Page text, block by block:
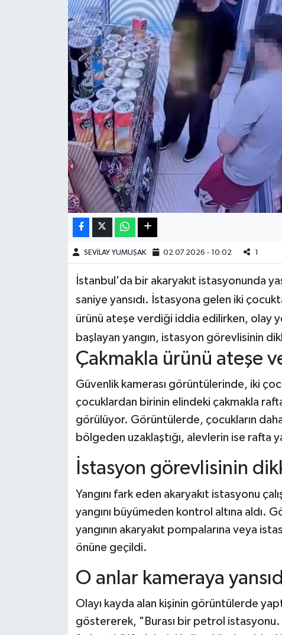
SEVİLAY YUMUŞAK 02.07.2026 - 10:02 1
İstanbul'da bir akaryakıt istasyonunda
saniye yansıdı. İstasyona gelen iki
ürünü ateşe verdiği iddia edilirken, olay
başlayan yangın, istasyon görevlisinin
Çakmakla ürünü ateşe
Güvenlik kamerası görüntülerinde, iki
çocuklardan birinin elindeki çakmakla
görülüyor. Görüntülerde, çocukların
bölgeden uzaklaştığı, alevlerin ise rafta
İstasyon görevlisinin
Yangını fark eden akaryakıt istasyonu
yangını büyümeden kontrol altına aldı.
yangının akaryakıt pompalarına veya
önüne geçildi.
O anlar kameraya
Olayı kayda alan kişinin görüntülerde
göstererek, "Burası bir petrol
Haberde İnsan
Kültür Sanat
Magazin
Manşet Altı
Manşetler
Resmi İlan
SürManşet
KAHRAMANMARAŞ